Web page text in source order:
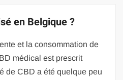
en Belgique ?
et la consommation de
médical est prescrit
de CBD a été quelque peu